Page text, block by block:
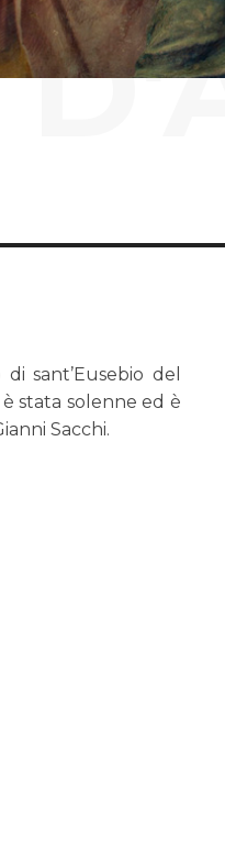
sant’Eusebio del
stata solenne ed è
Sacchi.